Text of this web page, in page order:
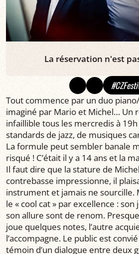
La réservation n'est
Tout commence par un duo
imaginé par Mario et Michel… Un
infaillible tous les mercredis à
standards de jazz, de musiques
La formule peut sembler banale
risqué ! C’était il y a 14 ans et la
Il faut dire que la stature de
contrebasse impressionne, il
instrument et jamais ne sourcille.
le « cool cat » par excellence : son
son allure sont de renom.
joue quelques notes, l’autre
l’accompagne. Le public est
témoin d’un dialogue entre deux